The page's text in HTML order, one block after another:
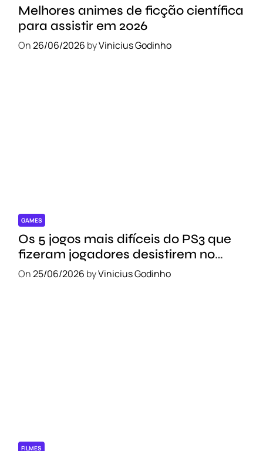
Melhores animes de ficção científica
para assistir em 2026
On26/06/2026 byVinicius Godinho
GAMES
Os 5 jogos mais difíceis do PS3 que
fizeram jogadores desistirem no
meio do caminho
On25/06/2026 byVinicius Godinho
FILMES